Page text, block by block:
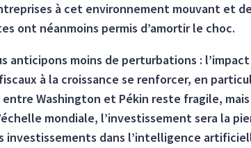
à cet environnement mouvant et
ont néanmoins permis d’amortir le choc.
anticipons moins de perturbations :
à la croissance se renforcer, en
Washington et Pékin reste fragile,
mondiale, l’investissement sera la
investissements dans l’intelligence